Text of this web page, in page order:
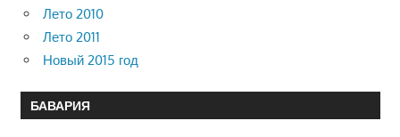
Лето 2010
Лето 2011
Новый 2015 год
БАВАРИЯ